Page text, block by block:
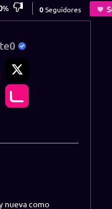
% 0Seguidores
nueva como